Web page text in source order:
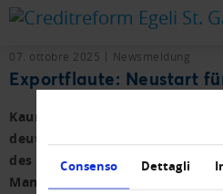
Consenso Dettagli
07. ottobre 2025 Newsmeldung
Exportflaute: Neustart
Kaum jemand ist näher dran an
deutschen Mittelstand als
des Begriffs der „Hidden
Managern seit mehr als fünf